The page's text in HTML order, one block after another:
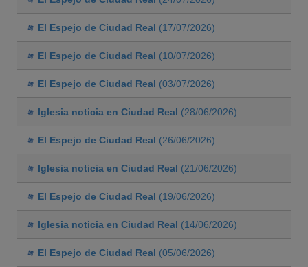
El Espejo de Ciudad Real (17/07/2026)
El Espejo de Ciudad Real (10/07/2026)
El Espejo de Ciudad Real (03/07/2026)
Iglesia noticia en Ciudad Real (28/06/2026)
El Espejo de Ciudad Real (26/06/2026)
Iglesia noticia en Ciudad Real (21/06/2026)
El Espejo de Ciudad Real (19/06/2026)
Iglesia noticia en Ciudad Real (14/06/2026)
El Espejo de Ciudad Real (05/06/2026)